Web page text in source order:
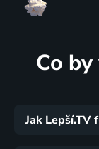
Co
Jak Lepší.TV